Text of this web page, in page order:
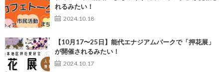
れるみたい！
2024.10.18
【10月17〜25日】能代エナジアムパークで「押花展」
が開催されるみたい！
2024.10.17